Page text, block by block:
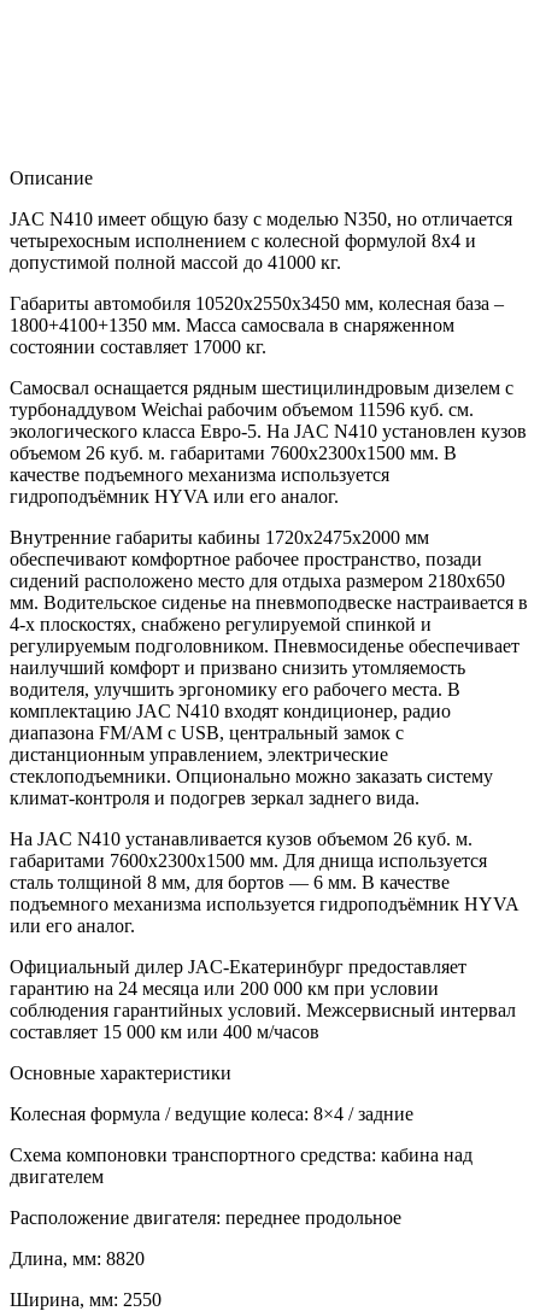
Описание
JAC N410 имеет общую базу с моделью N350, но отличается
четырехосным исполнением с колесной формулой 8х4 и
допустимой полной массой до 41000 кг.
Габариты автомобиля 10520х2550х3450 мм, колесная база –
1800+4100+1350 мм. Масса самосвала в снаряженном
состоянии составляет 17000 кг.
Самосвал оснащается рядным шестицилиндровым дизелем с
турбонаддувом Weichai рабочим объемом 11596 куб. см.
экологического класса Евро-5. На JAC N410 установлен кузов
объемом 26 куб. м. габаритами 7600х2300х1500 мм. В
качестве подъемного механизма используется
гидроподъёмник HYVA или его аналог.
Внутренние габариты кабины 1720х2475х2000 мм
обеспечивают комфортное рабочее пространство, позади
сидений расположено место для отдыха размером 2180х650
мм. Водительское сиденье на пневмоподвеске настраивается в
4-х плоскостях, снабжено регулируемой спинкой и
регулируемым подголовником. Пневмосиденье обеспечивает
наилучший комфорт и призвано снизить утомляемость
водителя, улучшить эргономику его рабочего места. В
комплектацию JAC N410 входят кондиционер, радио
диапазона FM/AM с USB, центральный замок с
дистанционным управлением, электрические
стеклоподъемники. Опционально можно заказать систему
климат-контроля и подогрев зеркал заднего вида.
На JAC N410 устанавливается кузов объемом 26 куб. м.
габаритами 7600х2300х1500 мм. Для днища используется
сталь толщиной 8 мм, для бортов — 6 мм. В качестве
подъемного механизма используется гидроподъёмник HYVA
или его аналог.
Официальный дилер JAC-Екатеринбург предоставляет
гарантию на 24 месяца или 200 000 км при условии
соблюдения гарантийных условий. Межсервисный интервал
составляет 15 000 км или 400 м/часов
Основные характеристики
Колесная формула / ведущие колеса: 8×4 / задние
Схема компоновки транспортного средства: кабина над
двигателем
Расположение двигателя: переднее продольное
Длина, мм: 8820
Ширина, мм: 2550